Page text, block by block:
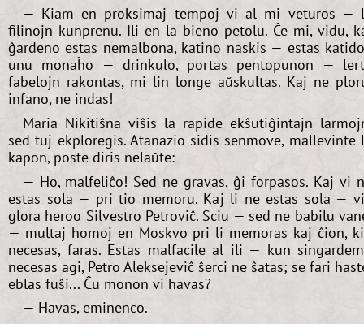
— Kiam en proksimaj tempoj vi al mi veturos —
filinojn kunprenu. Ili en la bieno petolu. Ĉe mi, vidu,
ĝardeno estas nemalbona, katino naskis — estas
unu monaĥo — drinkulo, portas pentopunon —
fabelojn rakontas, mi lin longe aŭskultas. Kaj ne
infano, ne indas!
Maria Nikitiŝna viŝis la rapide ekŝutiĝintajn
sed tuj ekploregis. Atanazio sidis senmove, mallevinte
kapon, poste diris nelaŭte:
— Ho, malfeliĉo! Sed ne gravas, ĝi forpasos. Kaj vi
estas sola — pri tio memoru. Kaj li ne estas sola —
glora heroo Silvestro Petroviĉ. Sciu — sed ne babilu
— multaj homoj en Moskvo pri li memoras kaj ĉion,
necesas, faras. Estas malfacile al ili — kun
necesas agi, Petro Aleksejeviĉ ŝerci ne ŝatas; se fari
eblas fuŝi... Ĉu monon vi havas?
— Havas, eminenco.